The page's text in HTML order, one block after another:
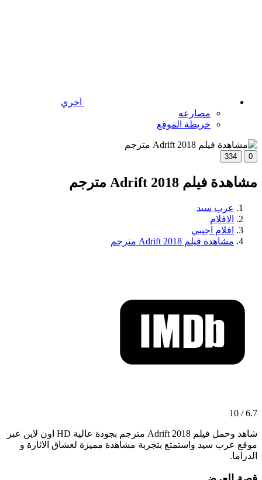
اخري
مصارعه
خريطة الموقع
0
334
مشاهدة فيلم Adrift 2018 مترجم
عرب سيد
الافلام
افلام اجنبي
مشاهدة فيلم Adrift 2018 مترجم
6.7 / 10
شاهد وحمل فيلم Adrift 2018 مترجم بجودة عالية HD اون لاين عبر
موقع عرب سيد واستمتع بتجربة مشاهدة مميزة لعشاق الاثارة و
الدراما.